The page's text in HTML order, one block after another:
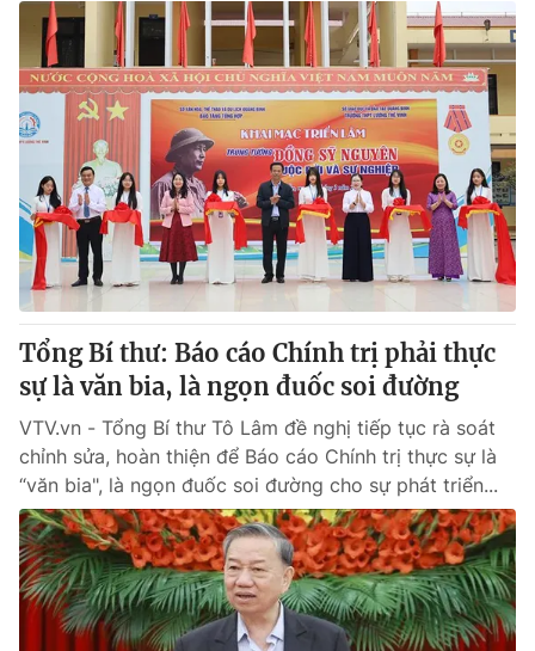
Tổng Bí thư: Báo cáo Chính trị phải thực
sự là văn bia, là ngọn đuốc soi đường
VTV.vn - Tổng Bí thư Tô Lâm đề nghị tiếp tục rà soát
chỉnh sửa, hoàn thiện để Báo cáo Chính trị thực sự là
“văn bia", là ngọn đuốc soi đường cho sự phát triển...